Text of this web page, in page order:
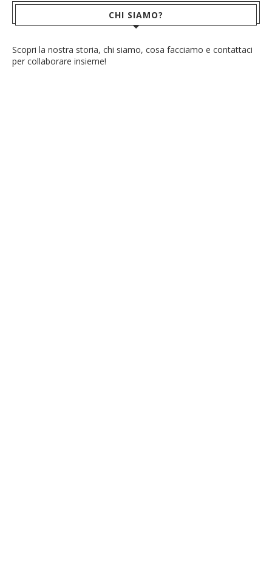
CHI SIAMO?
Scopri la nostra storia, chi siamo, cosa facciamo e contattaci
per collaborare insieme!